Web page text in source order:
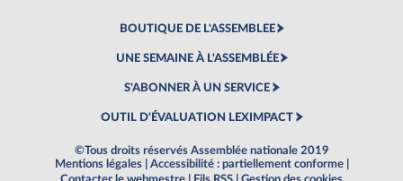
BOUTIQUE DE L'ASSEMBLEE
UNE SEMAINE À L'ASSEMBLÉE
S'ABONNER À UN SERVICE
OUTIL D'ÉVALUATION LEXIMPACT
©Tous droits réservés Assemblée nationale 2019
Mentions légales
Accessibilité : partiellement conforme